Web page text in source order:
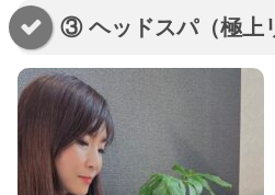
③ ヘッドスパ（極上